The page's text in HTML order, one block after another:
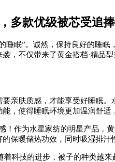
多款优级被芯受追捧
睡眠”。诚然，保持良好的睡
，不仅带来了黄金搭档·精品
亲肤质感，才能享受好睡眠
，使得睡眠环境更加温润舒适
！作为水星家纺的明星产品，
保暖储热功效，同时吸湿排
着科技的进步，被子的种类越